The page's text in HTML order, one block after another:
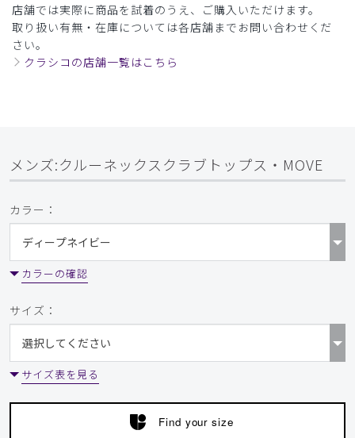
店舗では実際に商品を試着のうえ、ご購入いただけます。
取り扱い有無・在庫については各店舗までお問い合わせくだ
さい。
クラシコの店舗一覧はこちら
メンズ:クルーネックスクラブトップス・MOVE
カラー：
カラーの確認
サイズ：
サイズ表を見る
Find your size